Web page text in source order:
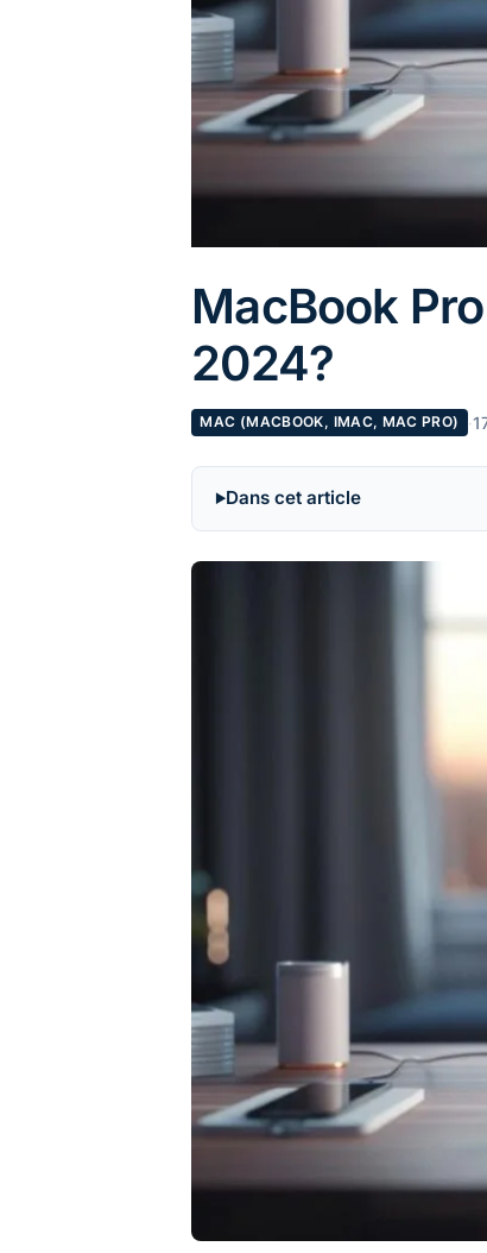
MacBook
2024?
MAC (MACBOOK, IMAC, MAC PRO) ·
Dans cet article